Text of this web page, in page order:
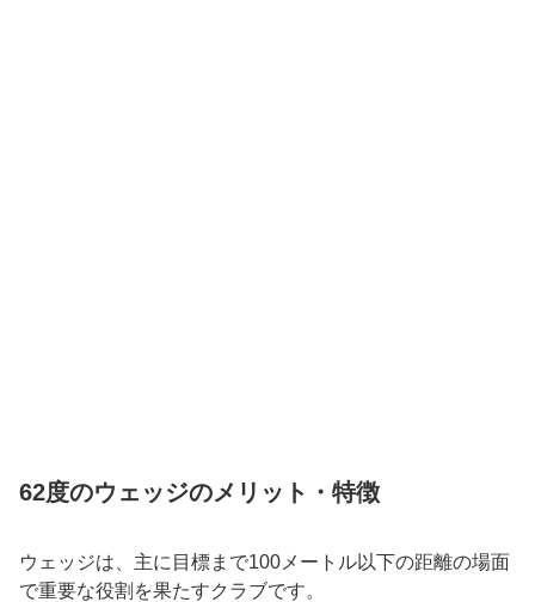
62度のウェッジのメリット・特徴
ウェッジは、主に目標まで100メートル以下の距離の場面
で重要な役割を果たすクラブです。